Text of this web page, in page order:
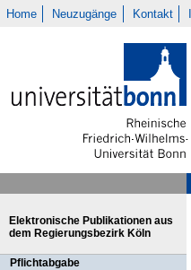
Home Neuzugänge Kontakt
Elektronische Publikationen aus
dem Regierungsbezirk Köln
Pflichtabgabe